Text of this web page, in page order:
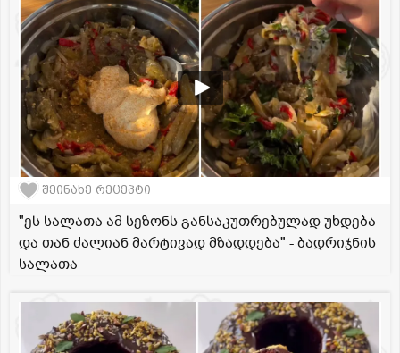
შეინახე რეცეპტი
"ეს სალათა ამ სეზონს განსაკუთრებულად უხდება
და თან ძალიან მარტივად მზადდება" - ბადრიჯნის
სალათა